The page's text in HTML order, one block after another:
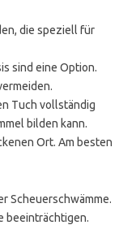
die speziell für
sind eine Option.
Tuch vollständig
bilden kann.
Ort. Am besten
Scheuerschwämme.
beeinträchtigen.